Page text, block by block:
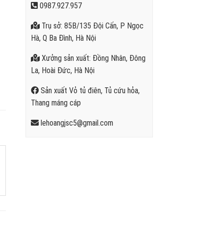
0987.927.957
Trụ sở: 85B/135 Đội Cấn, P Ngọc
Hà, Q Ba Đình, Hà Nội
Xưởng sản xuất: Đồng Nhân, Đông
La, Hoài Đức, Hà Nội
Sản xuất Vỏ tủ điên, Tủ cứu hỏa,
Thang máng cáp
lehoangjsc5@gmail.com